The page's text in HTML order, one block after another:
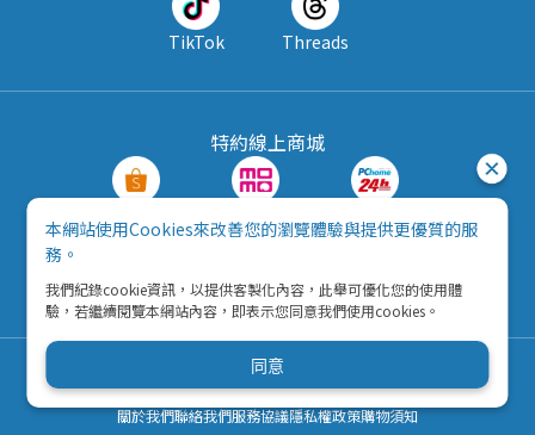
TikTok Threads
特約線上商城
露天拍賣 酷澎
Copyright © 2026 五九八資訊科技有限公司
營利事業統一編號：42792216
關於我們聯絡我們服務協議隱私權政策購物須知
本網站使用Cookies來改善您的瀏覽體驗與提供更優質的服
務。
我們紀錄cookie資訊，以提供客製化內容，此舉可優化您的使用體
驗，若繼續閱覽本網站內容，即表示您同意我們使用cookies。
同意